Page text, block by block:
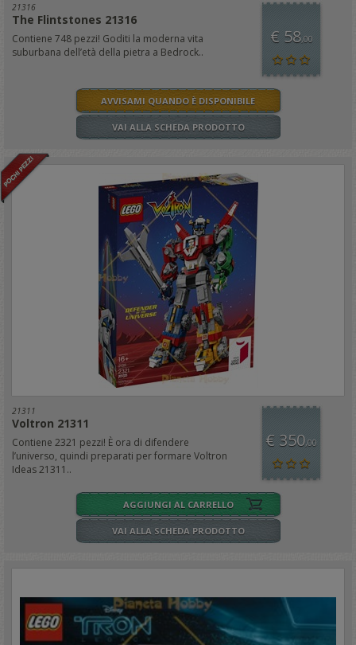
21316
The Flintstones 21316
Contiene 748 pezzi! Goditi la moderna vita
suburbana dell’età della pietra a Bedrock..
€ 58,00
AVVISAMI QUANDO È DISPONIBILE
VAI ALLA SCHEDA PRODOTTO
21311
Voltron 21311
Contiene 2321 pezzi! È ora di difendere
l’universo, quindi preparati per formare Voltron
Ideas 21311..
€ 350,00
AGGIUNGI AL CARRELLO
VAI ALLA SCHEDA PRODOTTO